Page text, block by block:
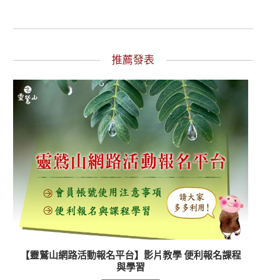
推薦發表
【靈鷲山網路活動報名平台】影片教學 便利報名課程
與學習